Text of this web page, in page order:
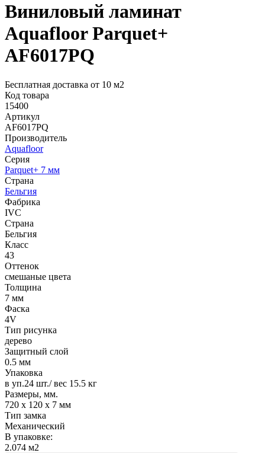
Виниловый ламинат
Aquafloor Parquet+
AF6017PQ
Бесплатная доставка от 10 м2
Код товара
15400
Артикул
AF6017PQ
Производитель
Aquafloor
Серия
Parquet+ 7 мм
Страна
Бельгия
Фабрика
IVC
Страна
Бельгия
Класс
43
Оттенок
смешаные цвета
Толщина
7 мм
Фаска
4V
Тип рисунка
дерево
Защитный слой
0.5 мм
Упаковка
в уп.24 шт./ вес 15.5 кг
Размеры, мм.
720 х 120 х 7 мм
Тип замка
Механический
В упаковке:
2.074 м2